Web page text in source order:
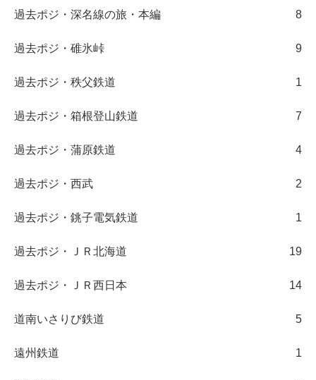
過去ポジ・深名線の旅・本編 8
過去ポジ・碓氷峠 9
過去ポジ・秩父鉄道 1
過去ポジ・箱根登山鉄道 7
過去ポジ・蒲原鉄道 4
過去ポジ・西武 2
過去ポジ・銚子電気鉄道 1
過去ポジ・ＪＲ北海道 19
過去ポジ・ＪＲ西日本 14
道南いさりび鉄道 5
遠州鉄道 1